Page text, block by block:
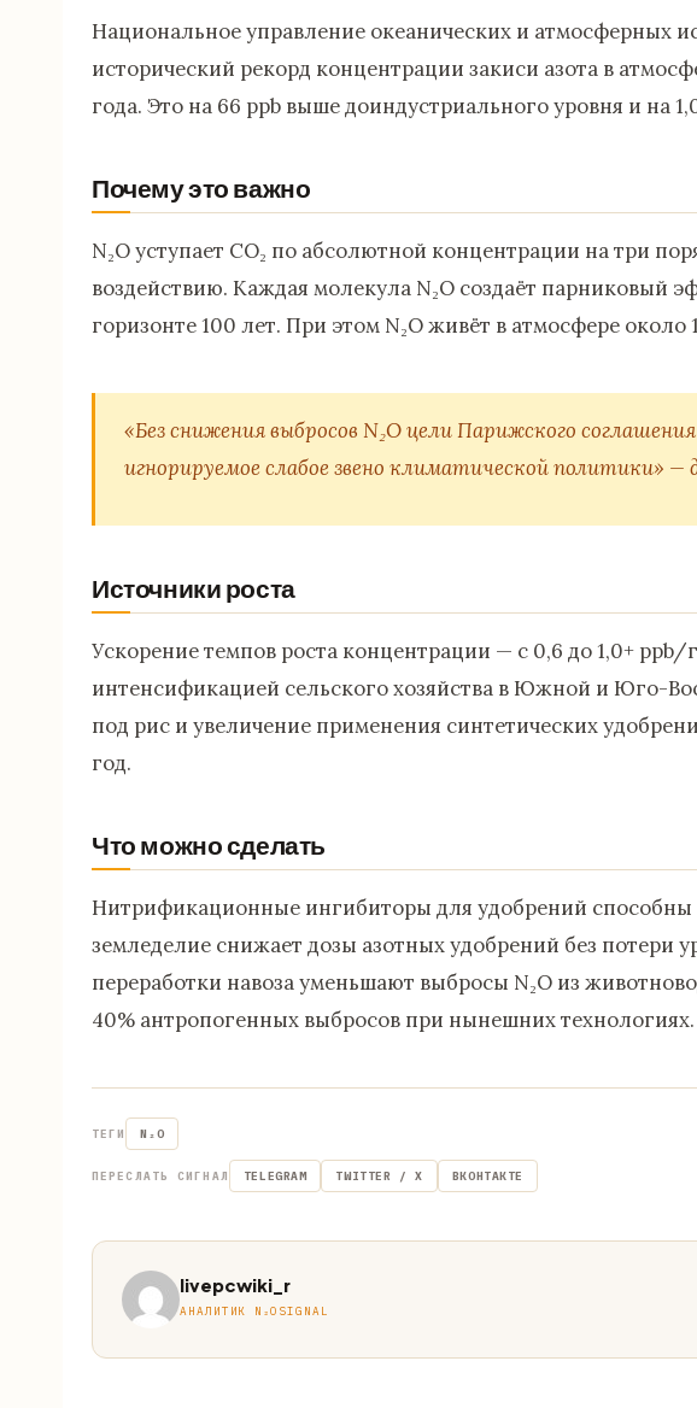
Национальное управление океанических и атмосферных
исторический рекорд концентрации закиси азота в
года. Это на 66 ppb выше доиндустриального уровня и на
Почему это важно
N₂O уступает CO₂ по абсолютной концентрации на три
воздействию. Каждая молекула N₂O создаёт парниковый
горизонте 100 лет. При этом N₂O живёт в атмосфере около
«Без снижения выбросов N₂O цели Парижского
игнорируемое слабое звено климатической политики»
Источники роста
Ускорение темпов роста концентрации — с 0,6 до 1,0+
интенсификацией сельского хозяйства в Южной и Юго-
под рис и увеличение применения синтетических
год.
Что можно сделать
Нитрификационные ингибиторы для удобрений способны
земледелие снижает дозы азотных удобрений без потери
переработки навоза уменьшают выбросы N₂O из
40% антропогенных выбросов при нынешних технологиях.
ТЕГИ N₂O
ПЕРЕСЛАТЬ СИГНАЛ TELEGRAM TWITTER / X ВКОНТАКТЕ
livepcwiki_r
АНАЛИТИК N₂OSIGNAL